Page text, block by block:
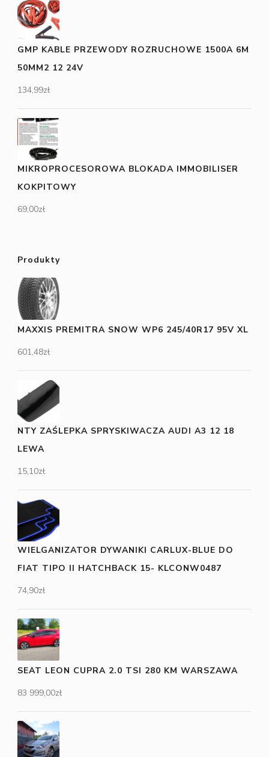
GMP KABLE PRZEWODY ROZRUCHOWE 1500A 6M
50MM2 12 24V
134,99zł
MIKROPROCESOROWA BLOKADA IMMOBILISER
KOKPITOWY
69,00zł
Produkty
MAXXIS PREMITRA SNOW WP6 245/40R17 95V XL
601,48zł
NTY ZAŚLEPKA SPRYSKIWACZA AUDI A3 12 18
LEWA
15,10zł
WIELGANIZATOR DYWANIKI CARLUX-BLUE DO
FIAT TIPO II HATCHBACK 15- KLCONW0487
74,90zł
SEAT LEON CUPRA 2.0 TSI 280 KM WARSZAWA
83 999,00zł